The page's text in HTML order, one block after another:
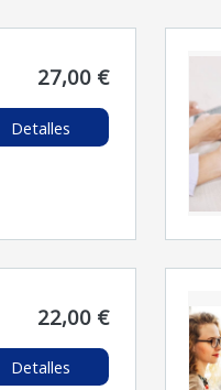
27,00 €
Detalles
22,00 €
Detalles